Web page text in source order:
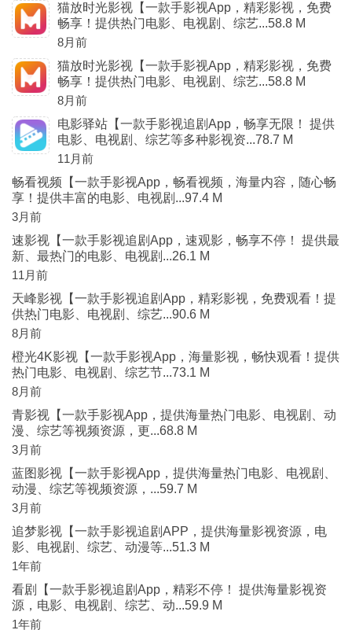
猫放时光影视【一款手影视App，精彩影视，免费
畅享！提供热门电影、电视剧、综艺...58.8 M
8月前
猫放时光影视【一款手影视App，精彩影视，免费
畅享！提供热门电影、电视剧、综艺...58.8 M
8月前
电影驿站【一款手影视追剧App，畅享无限！ 提供
电影、电视剧、综艺等多种影视资...78.7 M
11月前
畅看视频【一款手影视App，畅看视频，海量内容，随心畅
享！提供丰富的电影、电视剧...97.4 M
3月前
速影视【一款手影视追剧App，速观影，畅享不停！ 提供最
新、最热门的电影、电视剧...26.1 M
11月前
天峰影视【一款手影视追剧App，精彩影视，免费观看！提
供热门电影、电视剧、综艺...90.6 M
8月前
橙光4K影视【一款手影视App，海量影视，畅快观看！提供
热门电影、电视剧、综艺节...73.1 M
8月前
青影视【一款手影视App，提供海量热门电影、电视剧、动
漫、综艺等视频资源，更...68.8 M
3月前
蓝图影视【一款手影视App，提供海量热门电影、电视剧、
动漫、综艺等视频资源，...59.7 M
3月前
追梦影视【一款手影视追剧APP，提供海量影视资源，电
影、电视剧、综艺、动漫等...51.3 M
1年前
看剧【一款手影视追剧App，精彩不停！ 提供海量影视资
源，电影、电视剧、综艺、动...59.9 M
1年前